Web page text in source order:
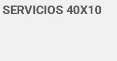
40X10